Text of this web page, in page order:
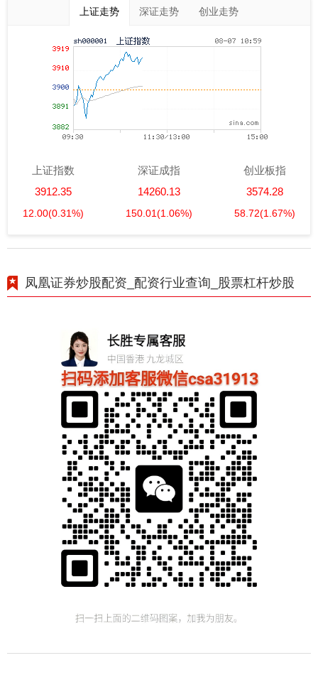
上证走势 深证走势 创业走势
上证指数
3912.35
12.00(0.31%)
深证成指
14260.13
150.01(1.06%)
创业板指
3574.28
58.72(1.67%)
凤凰证券炒股配资_配资行业查询_股票杠杆炒股